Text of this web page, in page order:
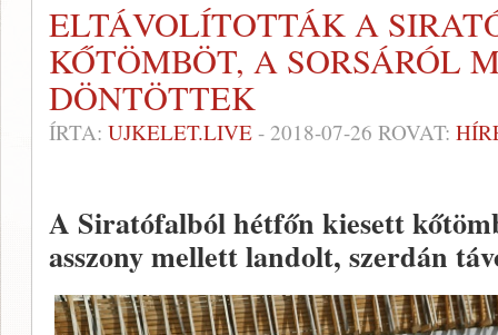
ELTÁVOLÍTOTTÁK A
KŐTÖMBÖT, A SORSÁRÓL
DÖNTÖTTEK
ÍRTA: UJKELET.LIVE - 2018-07-26 ROVAT:
A Siratófalból hétfőn kiesett
asszony mellett landolt, szerdán